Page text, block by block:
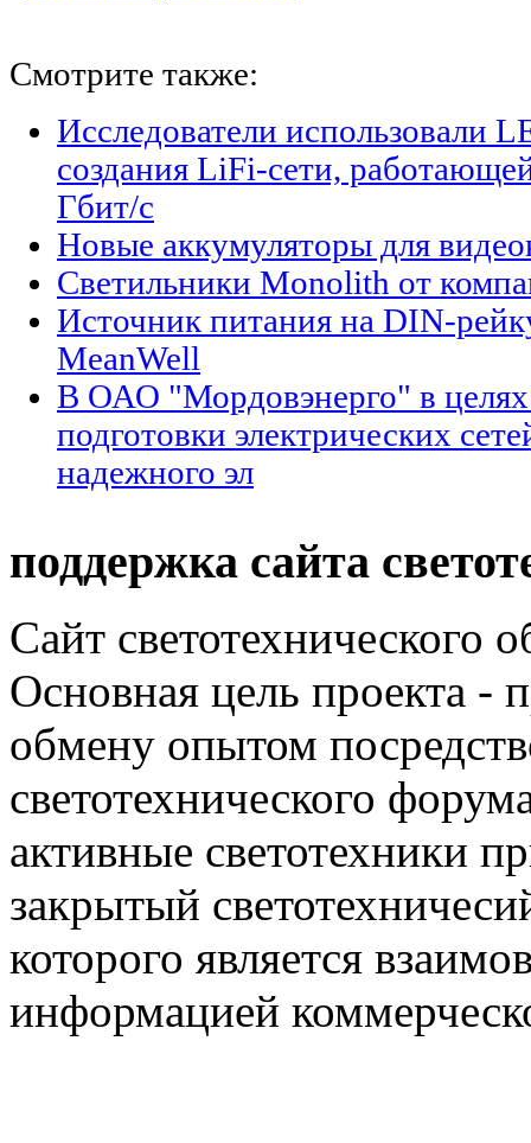
Смотрите также:
Исследователи использовали
создания LiFi-сети,
Гбит/с
Новые аккумуляторы для
Светильники Monolith от
Источник питания на DIN-
MeanWell
В ОАО "Мордовэнерго" в целях
подготовки электрических
надежного эл
поддержка сайта
Сайт светотехнического
Основная цель проекта -
обмену опытом
светотехнического
активные светотехники
закрытый
которого является
информацией